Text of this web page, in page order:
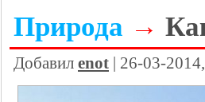
Природа →
Добавил enot | 26-03-